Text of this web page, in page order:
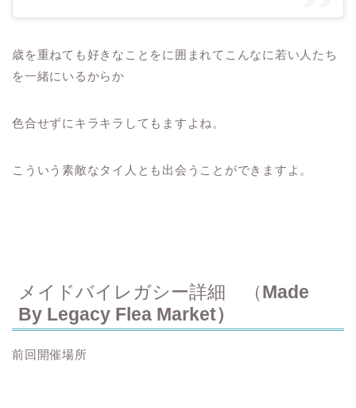
歳を重ねても好きなことをに囲まれてこんなに若い人たち
を一緒にいるからか
色合せずにキラキラしてもますよね。
こういう素敵なタイ人とも出会うことができますよ。
メイドバイレガシー詳細 （Made
By Legacy Flea Market）
前回開催場所